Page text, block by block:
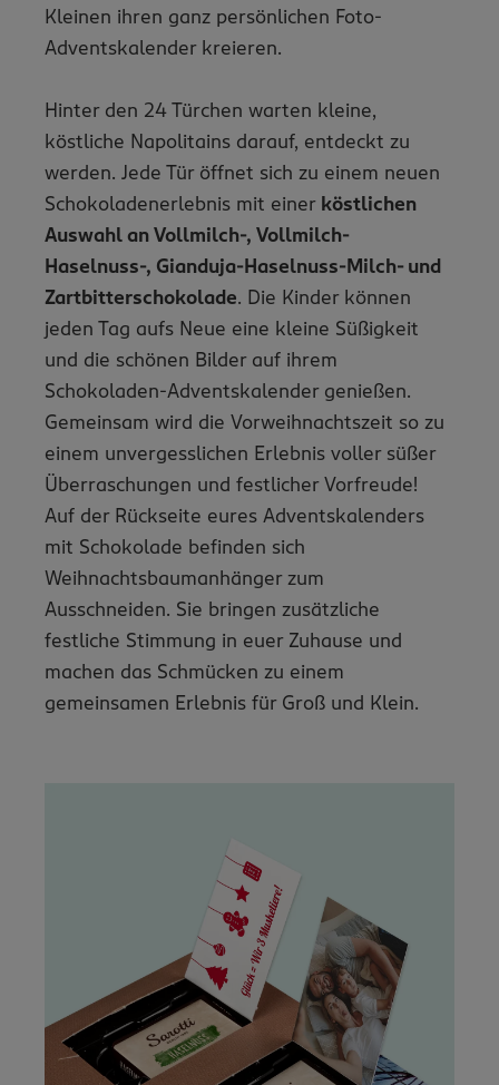
Kleinen ihren ganz persönlichen Foto-
Adventskalender kreieren.
Hinter den 24 Türchen warten kleine,
köstliche Napolitains darauf, entdeckt zu
werden. Jede Tür öffnet sich zu einem neuen
Schokoladenerlebnis mit einer köstlichen
Auswahl an Vollmilch-, Vollmilch-
Haselnuss-, Gianduja-Haselnuss-Milch- und
Zartbitterschokolade. Die Kinder können
jeden Tag aufs Neue eine kleine Süßigkeit
und die schönen Bilder auf ihrem
Schokoladen-Adventskalender genießen.
Gemeinsam wird die Vorweihnachtszeit so zu
einem unvergesslichen Erlebnis voller süßer
Überraschungen und festlicher Vorfreude!
Auf der Rückseite eures Adventskalenders
mit Schokolade befinden sich
Weihnachtsbaumanhänger zum
Ausschneiden. Sie bringen zusätzliche
festliche Stimmung in euer Zuhause und
machen das Schmücken zu einem
gemeinsamen Erlebnis für Groß und Klein.